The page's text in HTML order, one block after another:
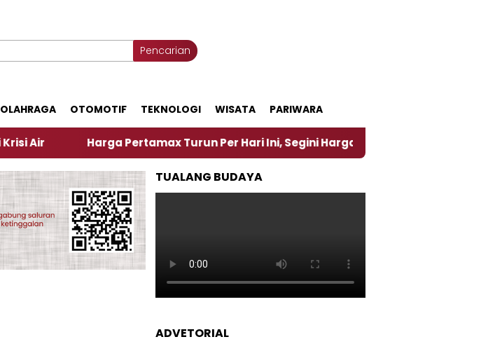
Pencarian
OLAHRAGA OTOMOTIF TEKNOLOGI WISATA PARIWARA
Harga Pertamax Turun Per Hari Ini, Segini Harganya
TUALANG BUDAYA
ADVETORIAL